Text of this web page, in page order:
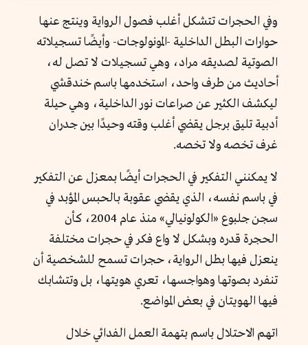
وفي الحجرات تتشكل أغلب فصول الرواية وينتج عنها
حوارات البطل الداخلية -المونولوجات- وأيضًا تسجيلاته
الصوتية لصديقه مراد، وهي تسجيلات لا تصل له،
أحاديث من طرف واحد، استخدمها باسم خندقشي
ليكشف الكثير عن صراعات نور الداخلية، وهي حيلة
أدبية تليق برجل يقضي أغلب وقته وحيدًا بين جدران
غرف تخصه ولا تخصه.
لا يمكنني التفكير في الحجرات أيضًا بمعزل عن التفكير
في باسم نفسه، الذي يقضي عقوبة بالحبس المؤبد في
سجن جلبوع «الكولونيالي» منذ عام 2004، كأن
الحجرة قدره وبشكل لا واع فكر في حجرات مختلفة
ينعزل فيها بطل الرواية، حجرات تسمح للشخصية أن
تنفرد بصوتها وهواجسها، تعري هويتها، بل وتتشابك
فيها الهويتان في بعض المواضع.
اتهم الاحتلال باسم بتهمة العمل الفدائي خلال